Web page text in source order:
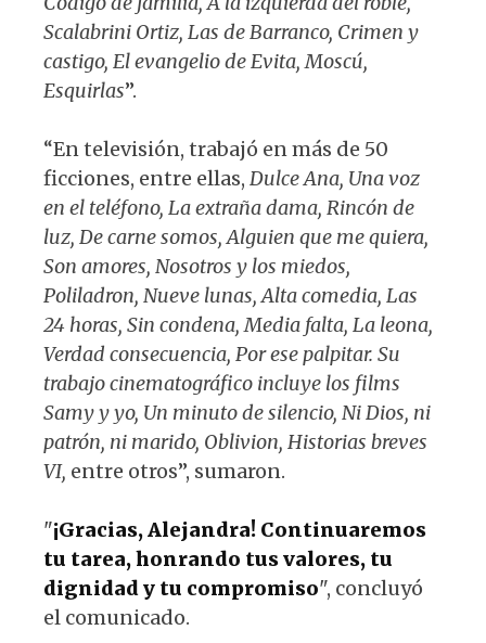
Scalabrini Ortiz, Las de Barranco, Crimen y
castigo, El evangelio de Evita, Moscú,
Esquirlas”.
“En televisión, trabajó en más de 50
ficciones, entre ellas, Dulce Ana, Una voz
en el teléfono, La extraña dama, Rincón de
luz, De carne somos, Alguien que me quiera,
Son amores, Nosotros y los miedos,
Poliladron, Nueve lunas, Alta comedia, Las
24 horas, Sin condena, Media falta, La leona,
Verdad consecuencia, Por ese palpitar. Su
trabajo cinematográfico incluye los films
Samy y yo, Un minuto de silencio, Ni Dios, ni
patrón, ni marido, Oblivion, Historias breves
VI, entre otros”, sumaron.
"¡Gracias, Alejandra! Continuaremos
tu tarea, honrando tus valores, tu
dignidad y tu compromiso", concluyó
el comunicado.